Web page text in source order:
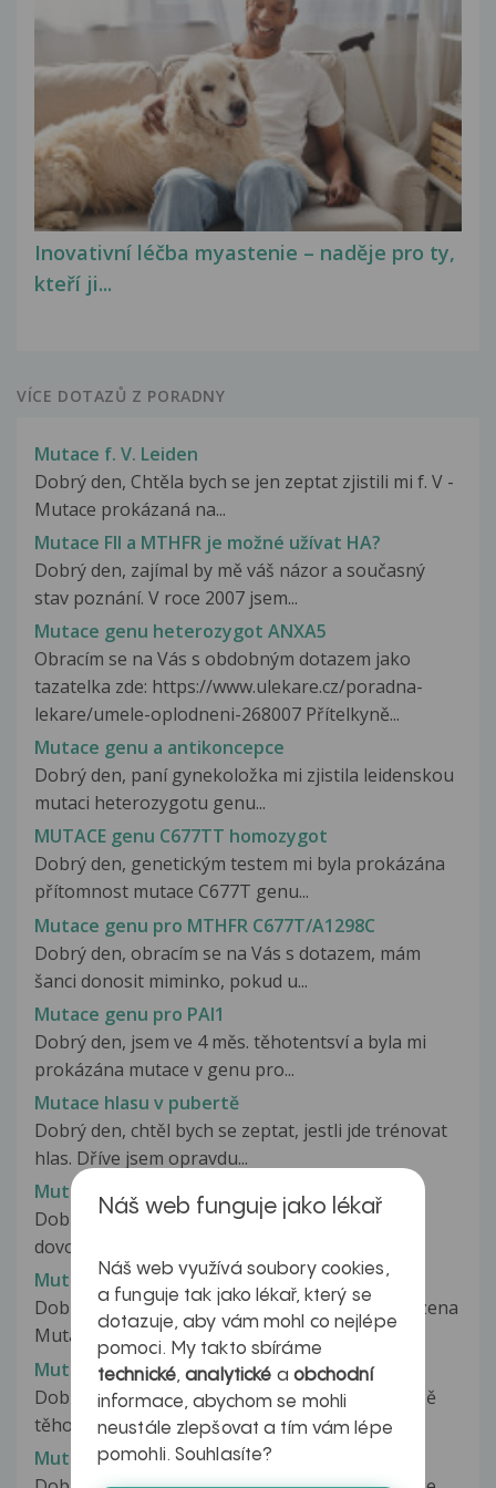
Inovativní léčba myastenie – naděje pro ty,
kteří ji...
VÍCE DOTAZŮ Z PORADNY
Mutace f. V. Leiden
Dobrý den, Chtěla bych se jen zeptat zjistili mi f. V -
Mutace prokázaná na...
Mutace FII a MTHFR je možné užívat HA?
Dobrý den, zajímal by mě váš názor a současný
stav poznání. V roce 2007 jsem...
Mutace genu heterozygot ANXA5
Obracím se na Vás s obdobným dotazem jako
tazatelka zde: https://www.ulekare.cz/poradna-
lekare/umele-oplodneni-268007 Přítelkyně...
Mutace genu a antikoncepce
Dobrý den, paní gynekoložka mi zjistila leidenskou
mutaci heterozygotu genu...
MUTACE genu C677TT homozygot
Dobrý den, genetickým testem mi byla prokázána
přítomnost mutace C677T genu...
Mutace genu pro MTHFR C677T/A1298C
Dobrý den, obracím se na Vás s dotazem, mám
šanci donosit miminko, pokud u...
Mutace genu pro PAI1
Dobrý den, jsem ve 4 měs. těhotentsví a byla mi
prokázána mutace v genu pro...
Mutace hlasu v pubertě
Dobrý den, chtěl bych se zeptat, jestli jde trénovat
hlas. Dříve jsem opravdu...
Mutace Leiden
Dobrý den, rád bych vzal svou manželku na
dovolenou do Dubaje, ale jelikož...
Mutace Leiden heterozygot
Dobrý den, u mého 17ti letého syna byla potvrzena
Mutace Leiden heterozygot....
Mutace MTHFR a DMO u dítěte
Dobrý den, mám mutaci MTHFR a měla jsem obě
těhotenství rizikové ve smyslu zkracování...
Mutace MTHFR a těhotenství
Náš web funguje jako lékař
Náš web využívá soubory cookies,
a funguje tak jako lékař, který se
dotazuje, aby vám mohl co nejlépe
pomoci. My takto sbíráme
technické,analytické a obchodní
informace, abychom se mohli
neustále zlepšovat a tím vám lépe
pomohli. Souhlasíte?